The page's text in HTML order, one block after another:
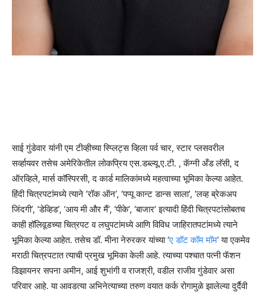
साई गुंडेवार यांनी एम टीव्हीच्या स्प्लिट्स व्हिला पर्व चार, स्टार प्लसवरील
सर्व्हायवर तसेच अमेरिकेतील लोकप्रिय एस.डब्ल्यू.ए.टी. , कॅग्नी अँड लॅसी, द
ऑरव्हिले, मार्स कॉस्पिरसी, द कार्ड मालिकांमध्ये महत्वाच्या भूमिका केल्या आहेत.
हिंदी चित्रपटांमध्ये त्याने ‘रॉक ऑन’, ‘पप्पू कान्ट डान्स साला’, ‘लव्ह ब्रेकअप
जिंदगी’, ‘डेव्हिड’, ‘आय मी और मैं’, ‘पीके’, ‘बाजार’ इत्यादी हिंदी चित्रपटांसोबतच
काही हॉलिवूडच्या चित्रपट व लघुपटांमध्ये आणि विविध जाहिरातपटांमध्ये त्याने
भूमिका केल्या आहेत. तसेच डॉ. मीना नेरुरकर यांच्या ‘ए डॉट कॉम मॉम‘ या एकमेव
मराठी चित्रपटात त्याची प्रमुख भूमिका केली आहे. त्याच्या पश्चात पत्नी फॅशन
डिझायनर सपना अमीन, आई शुभांगी व राजश्री, वडील राजीव गुंडेवार असा
परिवार आहे. या आवडत्या अभिनेत्याच्या तरुण वयात कर्क रोगामुळे झालेल्या दुर्दैवी